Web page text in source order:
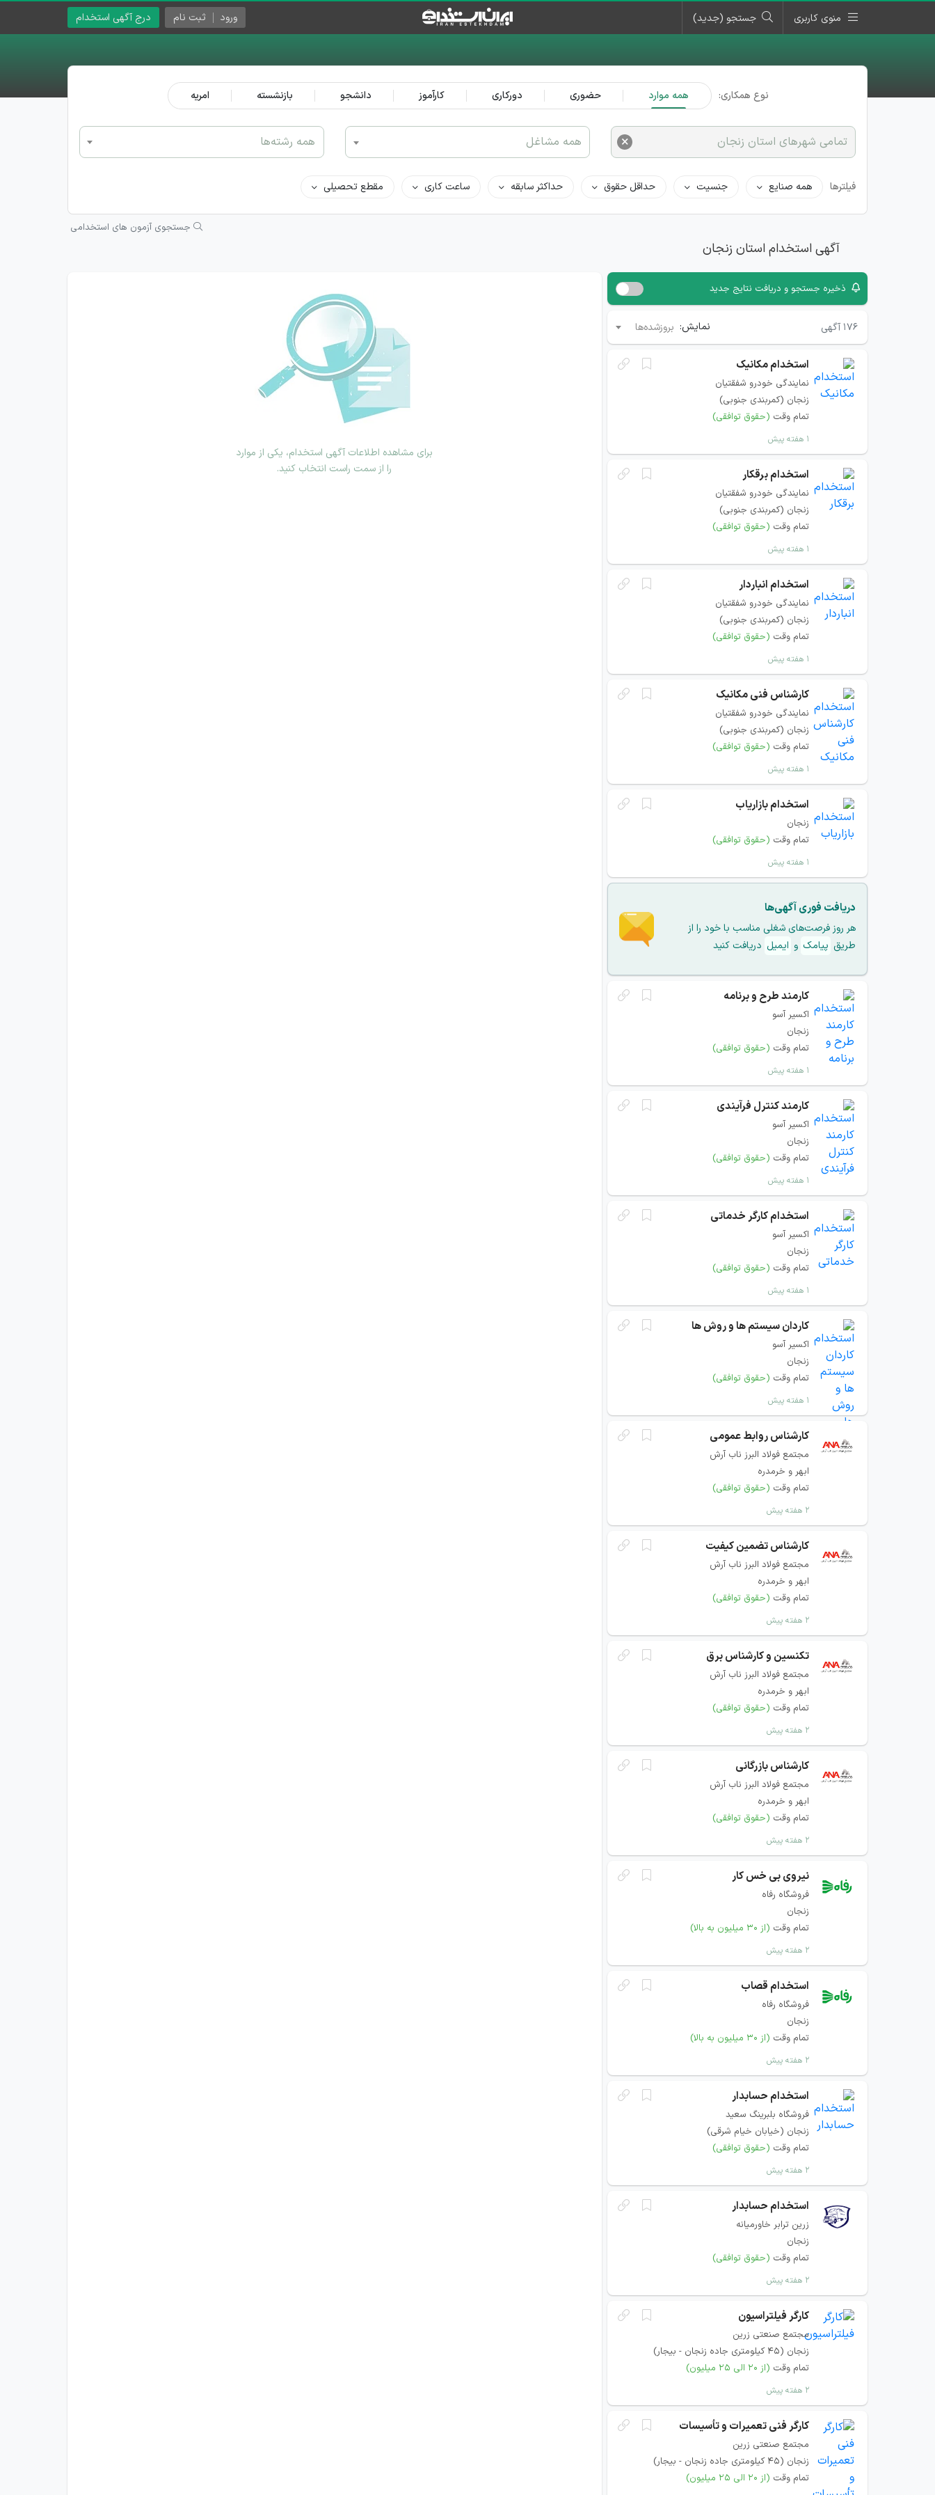
منوی کاربری جستجو (جدید) درج آگهی استخدام ورود ثبت نام
نوع همکاری: همه موارد حضوری دورکاری کارآموز دانشجو بازنشسته امریه
تمامی شهرهای استان زنجان × همه مشاغل همه رشته‌ها
فیلترها همه صنایع جنسیت حداقل حقوق حداکثر سابقه ساعت کاری مقطع تحصیلی
جستجوی آزمون های استخدامی
آگهی استخدام استان زنجان
ذخیره جستجو و دریافت نتایج جدید
۱۷۶ آگهی نمایش: بروزشده‌ها
استخدام مکانیک
نمایندگی خودرو شفقتیان
زنجان (کمربندی جنوبی)
تمام وقت (حقوق توافقی)
۱ هفته پیش
استخدام برقکار
نمایندگی خودرو شفقتیان
زنجان (کمربندی جنوبی)
تمام وقت (حقوق توافقی)
۱ هفته پیش
استخدام انباردار
نمایندگی خودرو شفقتیان
زنجان (کمربندی جنوبی)
تمام وقت (حقوق توافقی)
۱ هفته پیش
کارشناس فنی مکانیک
نمایندگی خودرو شفقتیان
زنجان (کمربندی جنوبی)
تمام وقت (حقوق توافقی)
۱ هفته پیش
استخدام بازاریاب
زنجان
تمام وقت (حقوق توافقی)
۱ هفته پیش
دریافت فوری آگهی‌ها
هر روز فرصت‌های شغلی مناسب با خود را از
طریق پیامک و ایمیل دریافت کنید
کارمند طرح و برنامه
اکسیر آسو
زنجان
تمام وقت (حقوق توافقی)
۱ هفته پیش
کارمند کنترل فرآیندی
اکسیر آسو
زنجان
تمام وقت (حقوق توافقی)
۱ هفته پیش
استخدام کارگر خدماتی
اکسیر آسو
زنجان
تمام وقت (حقوق توافقی)
۱ هفته پیش
کاردان سیستم ها و روش ها
اکسیر آسو
زنجان
تمام وقت (حقوق توافقی)
۱ هفته پیش
کارشناس روابط عمومی
مجتمع فولاد البرز ناب آرش
ابهر و خرمدره
تمام وقت (حقوق توافقی)
۲ هفته پیش
کارشناس تضمین کیفیت
مجتمع فولاد البرز ناب آرش
ابهر و خرمدره
تمام وقت (حقوق توافقی)
۲ هفته پیش
تکنسین و کارشناس برق
مجتمع فولاد البرز ناب آرش
ابهر و خرمدره
تمام وقت (حقوق توافقی)
۲ هفته پیش
کارشناس بازرگانی
مجتمع فولاد البرز ناب آرش
ابهر و خرمدره
تمام وقت (حقوق توافقی)
۲ هفته پیش
نیروی بی خس کار
فروشگاه رفاه
زنجان
تمام وقت (از ۳۰ میلیون به بالا)
۲ هفته پیش
استخدام قصاب
فروشگاه رفاه
زنجان
تمام وقت (از ۳۰ میلیون به بالا)
۲ هفته پیش
استخدام حسابدار
فروشگاه بلبرینگ سعيد
زنجان (خيابان خيام شرقی)
تمام وقت (حقوق توافقی)
۲ هفته پیش
استخدام حسابدار
زرین ترابر خاورمیانه
زنجان
تمام وقت (حقوق توافقی)
۲ هفته پیش
کارگر فیلتراسیون
مجتمع صنعتی زرین
زنجان (۴۵ کیلومتری جاده زنجان - بیجار)
تمام وقت (از ۲۰ الی ۲۵ میلیون)
۲ هفته پیش
کارگر فنی تعمیرات و تأسیسات
مجتمع صنعتی زرین
زنجان (۴۵ کیلومتری جاده زنجان - بیجار)
تمام وقت (از ۲۰ الی ۲۵ میلیون)
برای مشاهده اطلاعات آگهی استخدام، یکی از موارد
را از سمت راست انتخاب کنید.